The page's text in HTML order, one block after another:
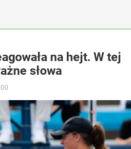
na hejt. W tej
słowa